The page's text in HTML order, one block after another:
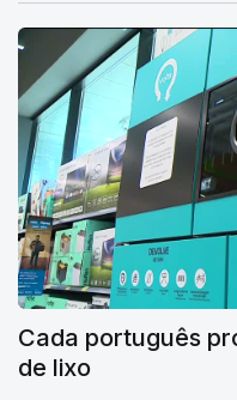
Cada português
de lixo